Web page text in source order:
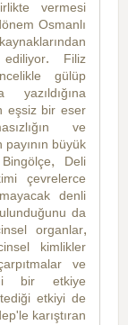
vermesi
Osmanlı
Filiz
gülüp
yazıldığına
eşsiz bir eser
ve
payının büyük
Deli
çevrelerce
denli
da
organlar,
kimlikler
ve
bir etkiye
etkiyi de
karıştıran